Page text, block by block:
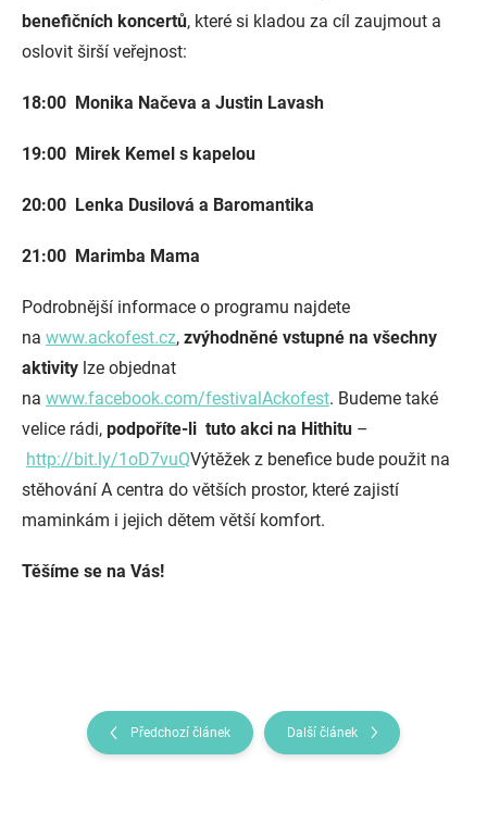
benefičních koncertů, které si kladou za cíl zaujmout a
oslovit širší veřejnost:
18:00 Monika Načeva a Justin Lavash
19:00 Mirek Kemel s kapelou
20:00 Lenka Dusilová a Baromantika
21:00 Marimba Mama
Podrobnější informace o programu najdete
na www.ackofest.cz, zvýhodněné vstupné na všechny
aktivity lze objednat
na www.facebook.com/festivalAckofest. Budeme také
velice rádi, podpoříte-li tuto akci na Hithitu –
http://bit.ly/1oD7vuQVýtěžek z benefice bude použit na
stěhování A centra do větších prostor, které zajistí
maminkám i jejich dětem větší komfort.
Těšíme se na Vás!
Předchozí článek Další článek